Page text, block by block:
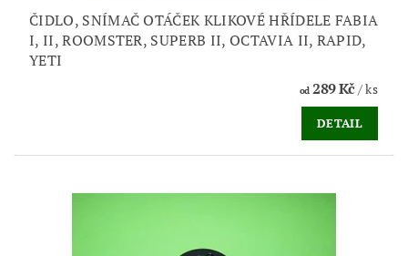
ČIDLO, SNÍMAČ OTÁČEK KLIKOVÉ HŘÍDELE FABIA
I, II, ROOMSTER, SUPERB II, OCTAVIA II, RAPID,
YETI
od289 Kč/ ks
DETAIL